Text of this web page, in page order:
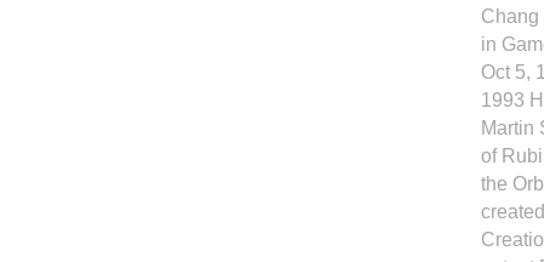
Chang
in
Oct 5,
1993
Martin
of
the